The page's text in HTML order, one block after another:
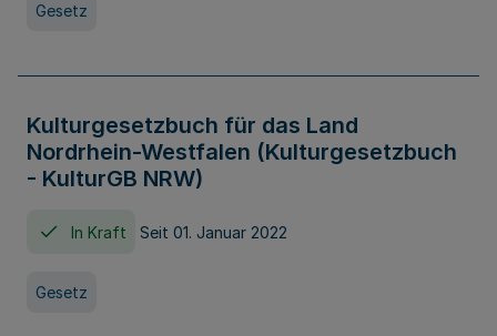
Gesetz
Kulturgesetzbuch für das Land
Nordrhein-Westfalen (Kulturgesetzbuch
- KulturGB NRW)
In Kraft Seit 01. Januar 2022
Gesetz